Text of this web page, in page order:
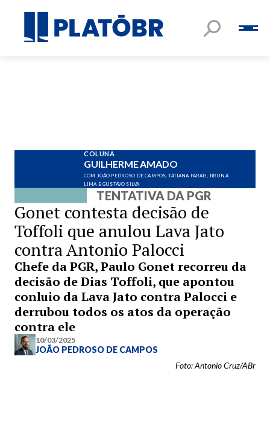
COLUNA
GUILHERME AMADO
COM JOÃO PEDROSO DE CAMPOS, TATIANA FARAH, BRUNA
LIMA E GUSTAVO SILVA
TENTATIVA DA PGR
Gonet contesta decisão de
Toffoli que anulou Lava Jato
contra Antonio Palocci
Chefe da PGR, Paulo Gonet recorreu da
decisão de Dias Toffoli, que apontou
conluio da Lava Jato contra Palocci e
derrubou todos os atos da operação
contra ele
10/03/2025
JOÃO PEDROSO DE CAMPOS
Foto: Antonio Cruz/ABr